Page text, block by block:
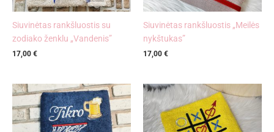
Siuvinėtas rankšluostis su
zodiako ženklu „Vandenis”
17,00 €
Siuvinėtas rankšluostis „Meilės
nykštukas”
17,00 €
Price
range:
17,00 €
through
33,00 €